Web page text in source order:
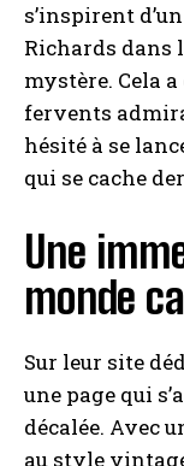
s’inspirent
Richards dans
mystère. Cela
fervents
hésité à se
qui se cache
Une
monde
Sur leur site
une page qui
décalée. Avec
au style